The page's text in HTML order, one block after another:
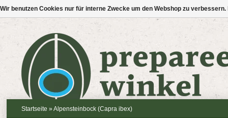
Startseite » Alpensteinbock (Capra ibex)
Wir benutzen Cookies nur für interne Zwecke um den Webshop zu